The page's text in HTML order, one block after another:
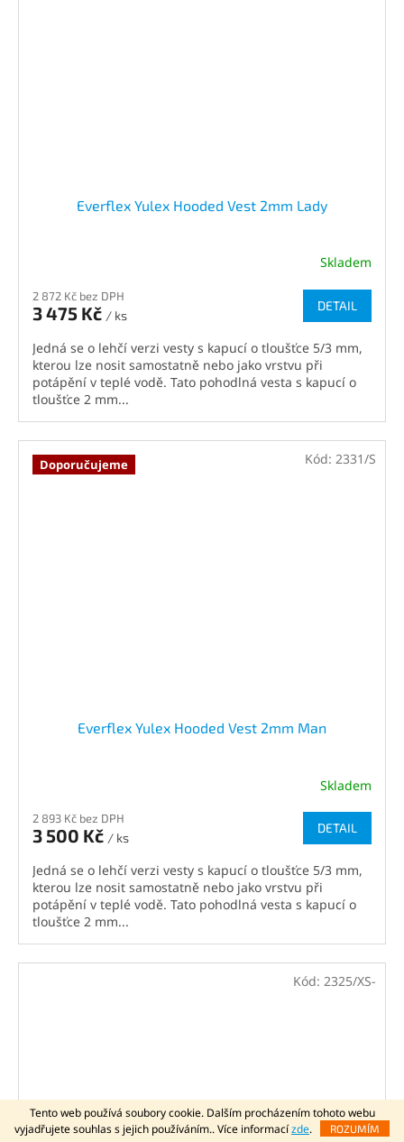
Tento web používá soubory cookie. Dalším procházením tohoto webu
vyjadřujete souhlas s jejich používáním.. Více informacízde. ROZUMÍM
Everflex Yulex Hooded Vest 2mm Lady
Skladem
2 872 Kč bez DPH
3 475 Kč / ks
DETAIL
Jedná se o lehčí verzi vesty s kapucí o tloušťce 5/3 mm,
kterou lze nosit samostatně nebo jako vrstvu při
potápění v teplé vodě. Tato pohodlná vesta s kapucí o
tloušťce 2 mm...
Doporučujeme
Everflex Yulex Hooded Vest 2mm Man
Skladem
2 893 Kč bez DPH
3 500 Kč / ks
DETAIL
Jedná se o lehčí verzi vesty s kapucí o tloušťce 5/3 mm,
kterou lze nosit samostatně nebo jako vrstvu při
potápění v teplé vodě. Tato pohodlná vesta s kapucí o
tloušťce 2 mm...
Kód: 2331/S
Kód: 2325/XS-